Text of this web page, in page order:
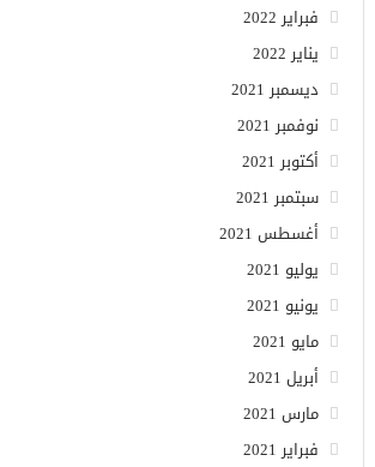
فبراير 2022
يناير 2022
ديسمبر 2021
نوفمبر 2021
أكتوبر 2021
سبتمبر 2021
أغسطس 2021
يوليو 2021
يونيو 2021
مايو 2021
أبريل 2021
مارس 2021
فبراير 2021